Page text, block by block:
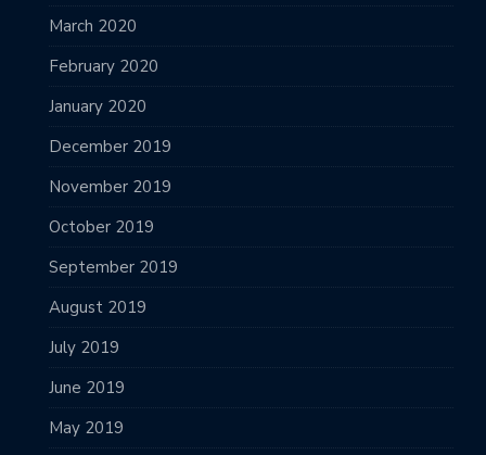
March 2020
February 2020
January 2020
December 2019
November 2019
October 2019
September 2019
August 2019
July 2019
June 2019
May 2019